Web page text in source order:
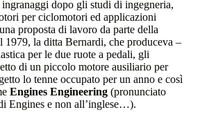
dopo gli studi di ingegneria,
per ciclomotori ed applicazioni
proposta di lavoro da parte della
1979, la ditta Bernardi, che produceva –
per le due ruote a pedali, gli
di un piccolo motore ausiliario per
lo tenne occupato per un anno e così
Engines Engineering (pronunciato
Engines e non all’inglese…).